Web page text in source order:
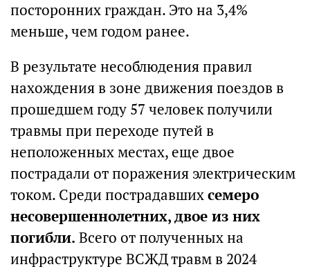
посторонних граждан. Это на 3,4%
меньше, чем годом ранее.
В результате несоблюдения правил
нахождения в зоне движения поездов в
прошедшем году 57 человек получили
травмы при переходе путей в
неположенных местах, еще двое
пострадали от поражения электрическим
током. Среди пострадавшихсемеро
несовершеннолетних, двое из них
погибли. Всего от полученных на
инфраструктуре ВСЖД травм в 2024